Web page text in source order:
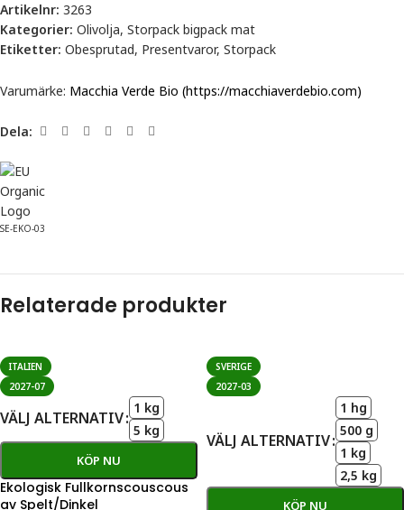
Artikelnr: 3263
Kategorier: Olivolja, Storpack bigpack mat
Etiketter: Obesprutad, Presentvaror, Storpack
Varumärke: Macchia Verde Bio (https://macchiaverdebio.com)
Dela:
SE-EKO-03
Relaterade produkter
ITALIEN
2027-07
VÄLJ ALTERNATIV
1 kg
5 kg
KÖP NU
Ekologisk Fullkornscouscous
av Spelt/Dinkel
SVERIGE
2027-03
VÄLJ ALTERNATIV
1 hg
500 g
1 kg
2,5 kg
KÖP NU